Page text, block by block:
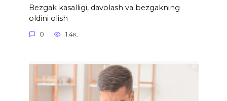
Bezgak kasalligi, davolash va bezgakning
oldini olish
0 1.4к.